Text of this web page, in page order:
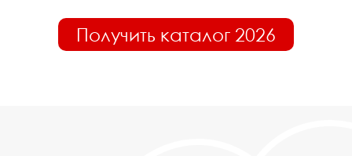
Получить каталог 2026